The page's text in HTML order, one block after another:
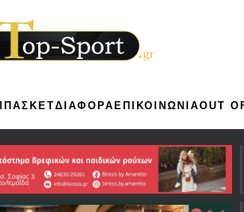
ΔΙΑΦΟΡΑΕΠΙΚΟΙΝΩΝΙΑOUT